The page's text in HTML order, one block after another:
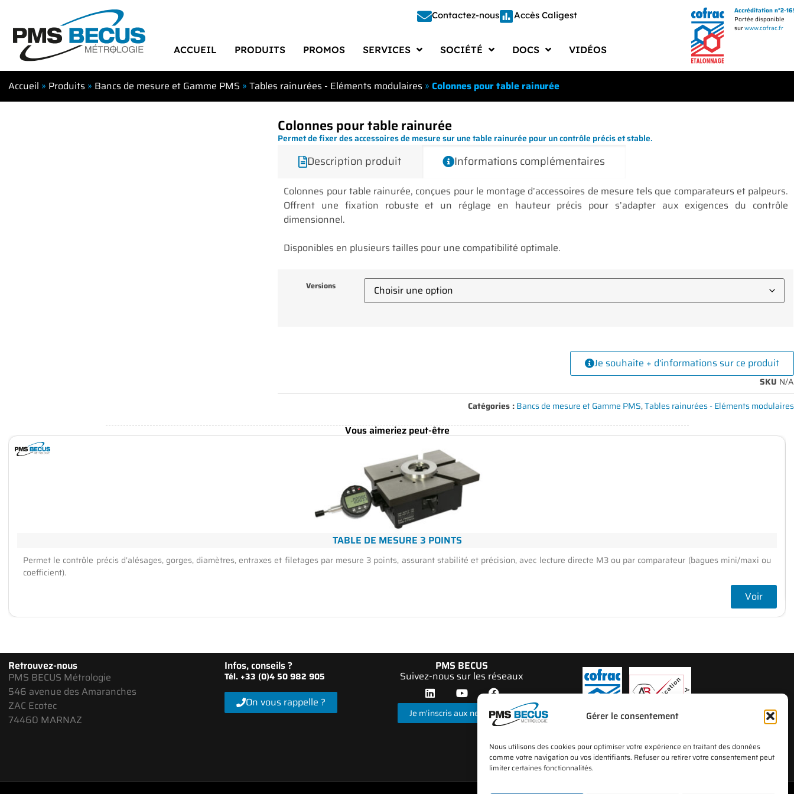
Gérer le consentement
Nous utilisons des cookies pour optimiser votre expérience en traitant des données
comme votre navigation ou vos identifiants. Refuser ou retirer votre consentement peut
limiter certaines fonctionnalités.
Contactez-nous Accès Caligest
ACCUEIL PRODUITS PROMOS SERVICES
Étalonnage
Fabrication
Gestion des Moyens de Mesure
SOCIÉTÉ
Société
Recrutements
Actualités
FAQ
DOCS
Documents PMS BECUS
Documents Techniques
VIDÉOS
Accréditation n°2-
Portée disponible
surwww.cofrac.fr
Accueil » Produits » Bancs de mesure et Gamme PMS » Tables rainurées - Eléments modulaires » Colonnes pour table rainurée
Colonnes pour table rainurée
Permet de fixer des accessoires de mesure sur une table rainurée pour un contrôle précis et stable.
Description produit Informations complémentaires
Colonnes pour table rainurée, conçues pour le montage d’accessoires de mesure tels que comparateurs et palpeurs.
Offrent une fixation robuste et un réglage en hauteur précis pour s’adapter aux exigences du contrôle
dimensionnel.
Disponibles en plusieurs tailles pour une compatibilité optimale.
Versions
Je souhaite + d'informations sur ce produit
SKU N/A
Catégories :Bancs de mesure et Gamme PMS,Tables rainurées - Eléments modulaires
Vous aimeriez peut-être
TABLE DE MESURE 3 POINTS
Permet le contrôle précis d’alésages, gorges, diamètres, entraxes et filetages par mesure 3 points, assurant stabilité et précision, avec lecture directe M3 ou par comparateur (bagues mini/maxi ou
coefficient).
Voir
Retrouvez-nous
PMS BECUS Métrologie
546 avenue des Amaranches
ZAC Ecotec
74460 MARNAZ
Infos, conseils ?
Tél. +33 (0)4 50 982 905
On vous rappelle ?
PMS BECUS
Suivez-nous sur les réseaux
Je m'inscris aux newsletters
*Le laboratoire d’étalonnage PMS BECUS Métrologie est accrédité par le
COFRAC sous N° d’accréditation 2-1658 depuis 2002 (portée disponible sur le
sitewww.cofrac.fr)